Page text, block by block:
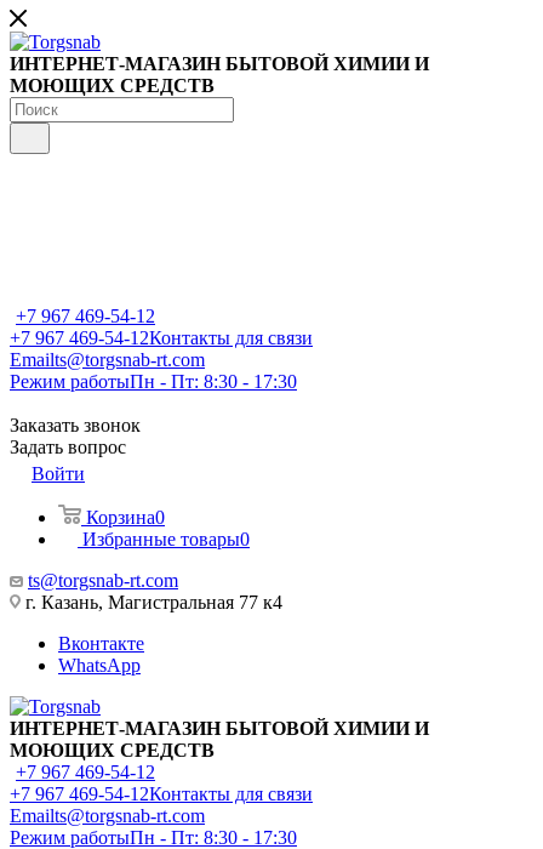
ИНТЕРНЕТ-МАГАЗИН БЫТОВОЙ ХИМИИ И
МОЮЩИХ СРЕДСТВ
+7 967 469-54-12
+7 967 469-54-12Контакты для связи
Emailts@torgsnab-rt.com
Режим работыПн - Пт: 8:30 - 17:30
Заказать звонок
Задать вопрос
Войти
Корзина0
Избранные товары0
ts@torgsnab-rt.com
г. Казань, Магистральная 77 к4
Вконтакте
WhatsApp
ИНТЕРНЕТ-МАГАЗИН БЫТОВОЙ ХИМИИ И
МОЮЩИХ СРЕДСТВ
+7 967 469-54-12
+7 967 469-54-12Контакты для связи
Emailts@torgsnab-rt.com
Режим работыПн - Пт: 8:30 - 17:30